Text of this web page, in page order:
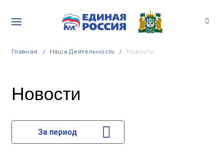
Главная Наша Деятельность Новости
Новости
За период